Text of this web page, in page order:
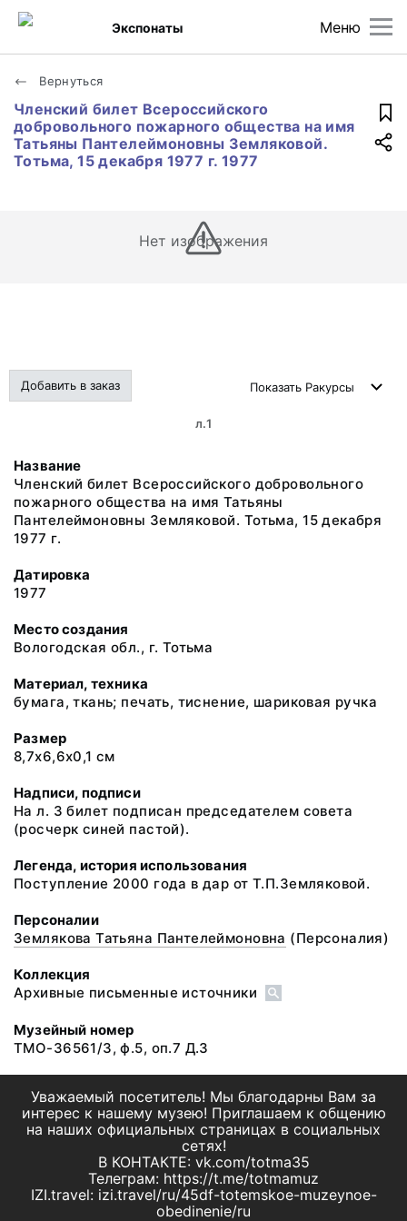
Меню
Экспонаты
Вернуться
Членский билет Всероссийского
добровольного пожарного общества на имя
Татьяны Пантелеймоновны Земляковой.
Тотьма, 15 декабря 1977 г. 1977
Нет изображения
Добавить в заказ Показать Ракурсы
л.1
Название
Членский билет Всероссийского добровольного
пожарного общества на имя Татьяны
Пантелеймоновны Земляковой. Тотьма, 15 декабря
1977 г.
Датировка
1977
Место создания
Вологодская обл., г. Тотьма
Материал, техника
бумага, ткань; печать, тиснение, шариковая ручка
Размер
8,7х6,6х0,1 см
Надписи, подписи
На л. 3 билет подписан председателем совета
(росчерк синей пастой).
Легенда, история использования
Поступление 2000 года в дар от Т.П.Земляковой.
Персоналии
Землякова Татьяна Пантелеймоновна (Персоналия)
Коллекция
Архивные письменные источники
Музейный номер
ТМО-36561/3, ф.5, оп.7 Д.3
Уважаемый посетитель! Мы благодарны Вам за
интерес к нашему музею! Приглашаем к общению
на наших официальных страницах в социальных
сетях!
В КОНТАКТЕ: vk.com/totma35
Телеграм: https://t.me/totmamuz
IZI.travel: izi.travel/ru/45df-totemskoe-muzeynoe-
obedinenie/ru